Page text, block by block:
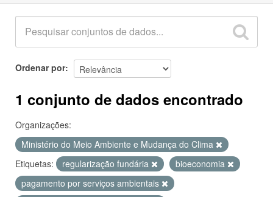
Ordenar por
1 conjunto de dados encontrado
Organizações:
Ministério do Meio Ambiente e Mudança do Clima
Etiquetas:
regularização fundária
bioeconomia
pagamento por serviços ambientais